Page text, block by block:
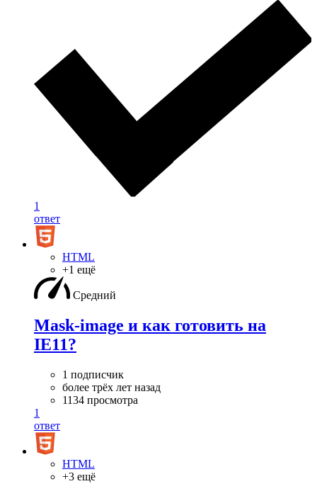
1
ответ
HTML
+1 ещё
Средний
Mask-image и как готовить на
IE11?
1 подписчик
более трёх лет назад
1134 просмотра
1
ответ
HTML
+3 ещё